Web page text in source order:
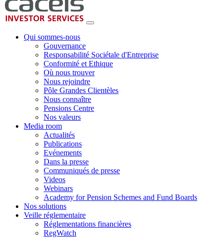
Qui sommes-nous
Gouvernance
Responsabilité Sociétale d'Entreprise
Conformité et Ethique
Où nous trouver
Nous rejoindre
Pôle Grandes Clientèles
Nous connaître
Pensions Centre
Nos valeurs
Media room
Actualités
Publications
Evénements
Dans la presse
Communiqués de presse
Videos
Webinars
Academy for Pension Schemes and Fund Boards
Nos solutions
Veille réglementaire
Réglementations financières
RegWatch